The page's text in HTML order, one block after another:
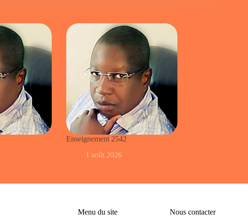
Enseignement 2542
1 août 2026
Menu du site Nous contacter